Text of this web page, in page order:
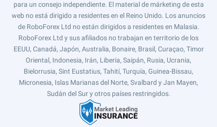
para un consejo independiente. El material de márketing de esta
web no está dirigido a residentes en el Reino Unido. Los anuncios
de RoboForex Ltd no están dirigidos a residentes en Malasia.
RoboForex Ltd y sus afiliados no trabajan en territorio de los
EEUU, Canadá, Japón, Australia, Bonaire, Brasil, Curaçao, Timor
Oriental, Indonesia, Irán, Liberia, Saipán, Rusia, Ucrania,
Bielorrusia, Sint Eustatius, Tahití, Turquía, Guinea-Bissau,
Micronesia, Islas Marianas del Norte, Svalbard y Jan Mayen,
Sudán del Sur y otros países restringidos.